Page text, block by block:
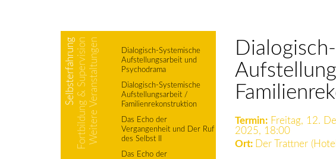
SelbsterfahrungFortbildung & SupervisionWeitere Veranstaltungen
Dialogisch-Systemische
Aufstellungsarbeit und
Psychodrama
Dialogisch-Systemische
Aufstellungsarbeit /
Familienrekonstruktion
Das Echo der
Vergangenheit und Der Ruf
des Selbst II
Das Echo der
Termin:Freitag, 12.
2025, 18:00
Ort:
Der Trattner